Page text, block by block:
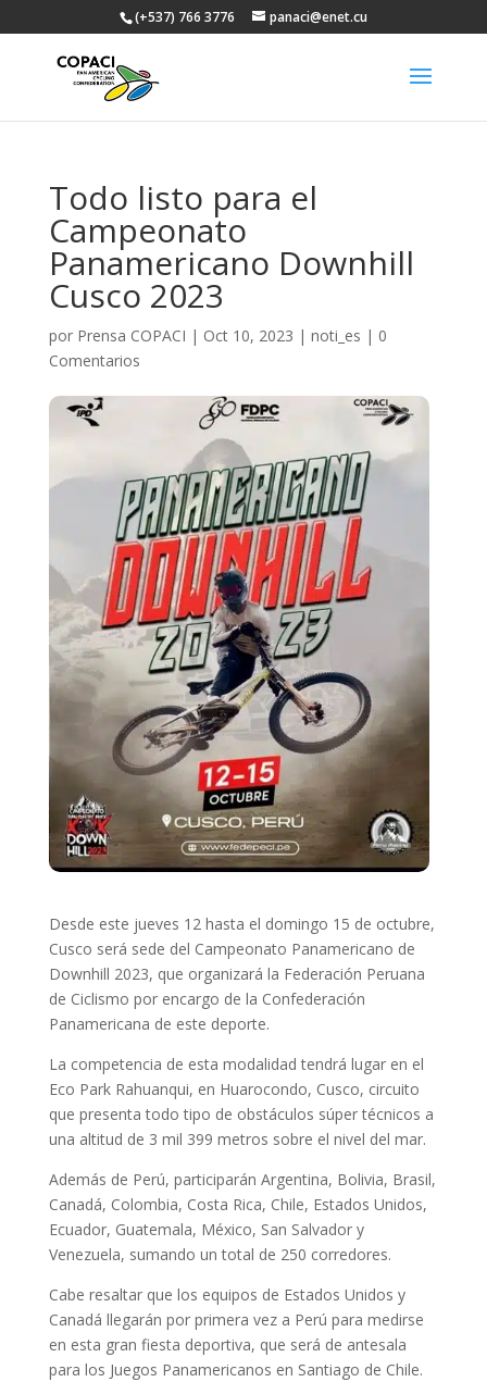
(+537) 766 3776 panaci@enet.cu
Todo listo para el
Campeonato
Panamericano Downhill
Cusco 2023
por Prensa COPACI | Oct 10, 2023 | noti_es | 0
Comentarios
Desde este jueves 12 hasta el domingo 15 de octubre,
Cusco será sede del Campeonato Panamericano de
Downhill 2023, que organizará la Federación Peruana
de Ciclismo por encargo de la Confederación
Panamericana de este deporte.
La competencia de esta modalidad tendrá lugar en el
Eco Park Rahuanqui, en Huarocondo, Cusco, circuito
que presenta todo tipo de obstáculos súper técnicos a
una altitud de 3 mil 399 metros sobre el nivel del mar.
Además de Perú, participarán Argentina, Bolivia, Brasil,
Canadá, Colombia, Costa Rica, Chile, Estados Unidos,
Ecuador, Guatemala, México, San Salvador y
Venezuela, sumando un total de 250 corredores.
Cabe resaltar que los equipos de Estados Unidos y
Canadá llegarán por primera vez a Perú para medirse
en esta gran fiesta deportiva, que será de antesala
para los Juegos Panamericanos en Santiago de Chile.